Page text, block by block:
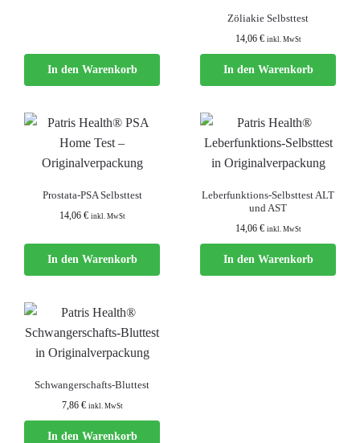
In den Warenkorb
Zöliakie Selbsttest
14,06 € inkl. MwSt
In den Warenkorb
Prostata-PSA Selbsttest
14,06 € inkl. MwSt
In den Warenkorb
Leberfunktions-Selbsttest ALT
und AST
14,06 € inkl. MwSt
In den Warenkorb
Schwangerschafts-Bluttest
7,86 € inkl. MwSt
In den Warenkorb